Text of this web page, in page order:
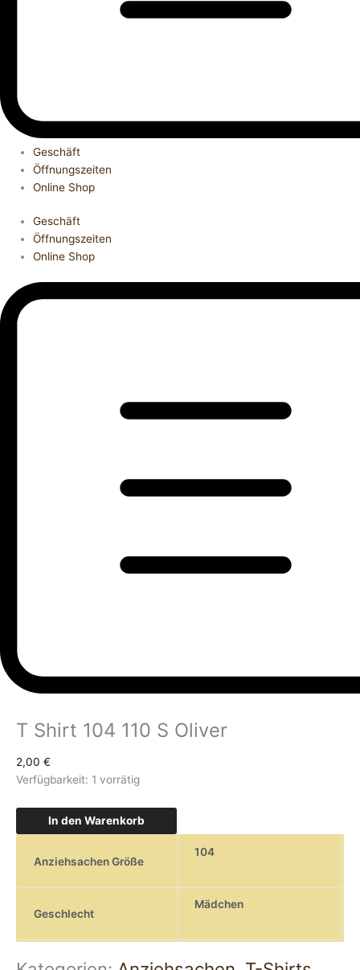
Geschäft
Öffnungszeiten
Online Shop
Geschäft
Öffnungszeiten
Online Shop
T Shirt 104 110 S Oliver
2,00 €
Verfügbarkeit: 1 vorrätig
In den Warenkorb
Anziehsachen Größe
104
Geschlecht
Mädchen